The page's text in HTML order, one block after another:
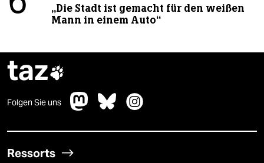
„Die Stadt ist gemacht für den weißen
Mann in einem Auto“
taz
Folgen Sie uns
Ressorts